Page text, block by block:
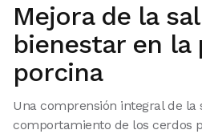
Mejora de la
bienestar en la
porcina
Una comprensión integral de la
comportamiento de los cerdos